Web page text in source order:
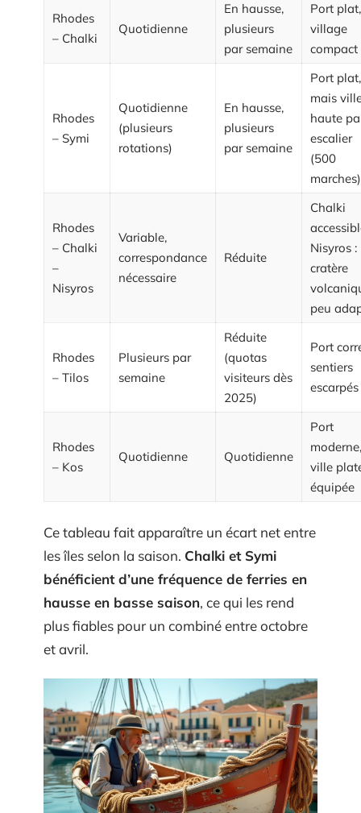
Rhodes
– Chalki
Quotidienne
En hausse,
plusieurs
par semaine
Port plat,
village
compact
Rhodes
– Symi
Quotidienne
(plusieurs
rotations)
En hausse,
plusieurs
par semaine
Port plat,
mais
haute
escalier
(500
marches)
Rhodes
– Chalki
–
Nisyros
Variable,
correspondance
nécessaire
Réduite
Chalki
Nisyros :
cratère
peu
Rhodes
– Tilos
Plusieurs par
semaine
Réduite
(quotas
visiteurs dès
2025)
Port
sentiers
escarpés
Rhodes
– Kos
Quotidienne Quotidienne
Port
moderne,
ville
équipée
Ce tableau fait apparaître un écart net entre
les îles selon la saison. Chalki et Symi
bénéficient d’une fréquence de ferries en
hausse en basse saison, ce qui les rend
plus fiables pour un combiné entre octobre
et avril.